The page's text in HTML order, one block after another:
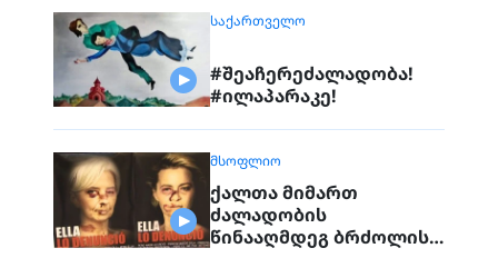
ᲡᲐᲥᲐᲠᲗᲕᲔᲚᲝ
#შეაჩერეძალადობა!
#ილაპარაკე!
ᲛᲡᲝᲤᲚᲘᲝ
ქალთა მიმართ
ძალადობის
წინააღმდეგ ბრძოლის